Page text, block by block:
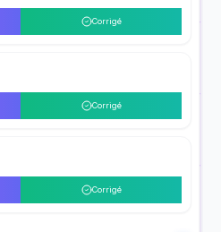
Corrigé
Corrigé
Corrigé